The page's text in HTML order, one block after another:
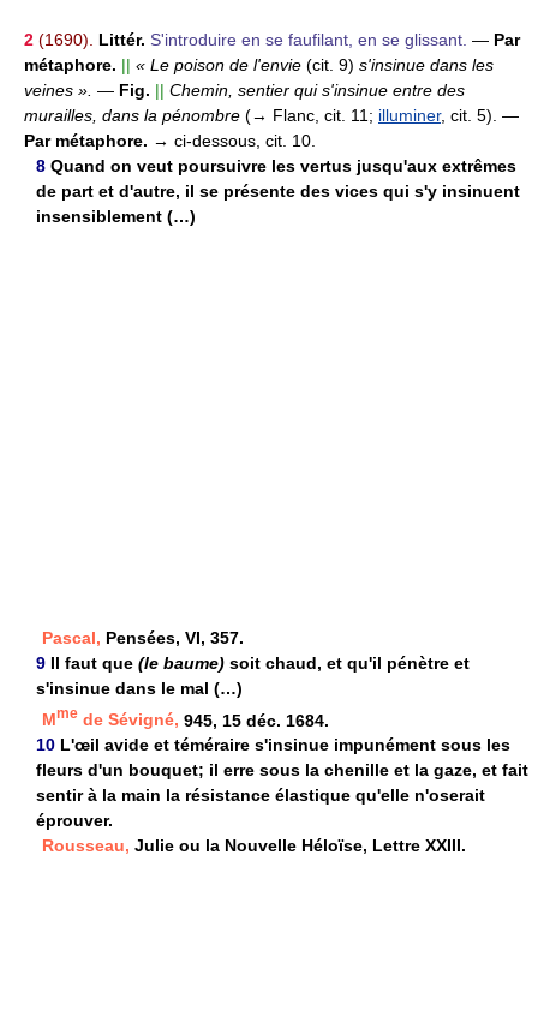
2 (1690). Littér. S'introduire en se faufilant, en se glissant. — Par
métaphore. || « Le poison de l'envie (cit. 9) s'insinue dans les
veines ». — Fig. || Chemin, sentier qui s'insinue entre des
murailles, dans la pénombre (→ Flanc, cit. 11; illuminer, cit. 5). —
Par métaphore. → ci-dessous, cit. 10.
8 Quand on veut poursuivre les vertus jusqu'aux extrêmes
de part et d'autre, il se présente des vices qui s'y insinuent
insensiblement (…)
Pascal, Pensées, VI, 357.
9 Il faut que (le baume) soit chaud, et qu'il pénètre et
s'insinue dans le mal (…)
Mme de Sévigné, 945, 15 déc. 1684.
10 L'œil avide et téméraire s'insinue impunément sous les
fleurs d'un bouquet; il erre sous la chenille et la gaze, et fait
sentir à la main la résistance élastique qu'elle n'oserait
éprouver.
Rousseau, Julie ou la Nouvelle Héloïse, Lettre XXIII.